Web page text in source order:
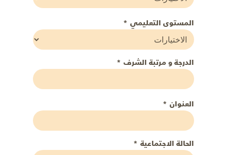
المستوى التعليمي *
الدرجة و مرتبة الشرف *
العنوان *
الحالة الاجتماعية *